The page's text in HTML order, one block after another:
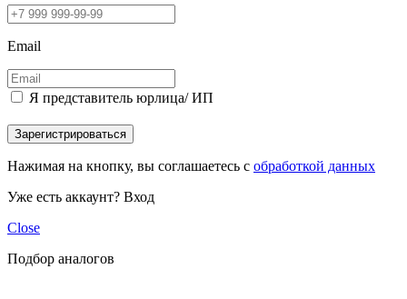
Email
Я представитель юрлица/ ИП
Зарегистрироваться
Нажимая на кнопку, вы соглашаетесь с обработкой данных
Уже есть аккаунт? Вход
Close
Подбор аналогов